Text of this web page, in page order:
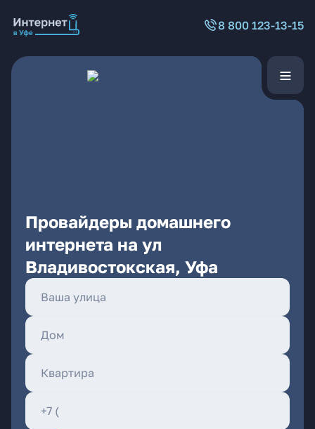
8 800 123-13-15
Провайдеры домашнего
интернета на ул
Владивостокская, Уфа